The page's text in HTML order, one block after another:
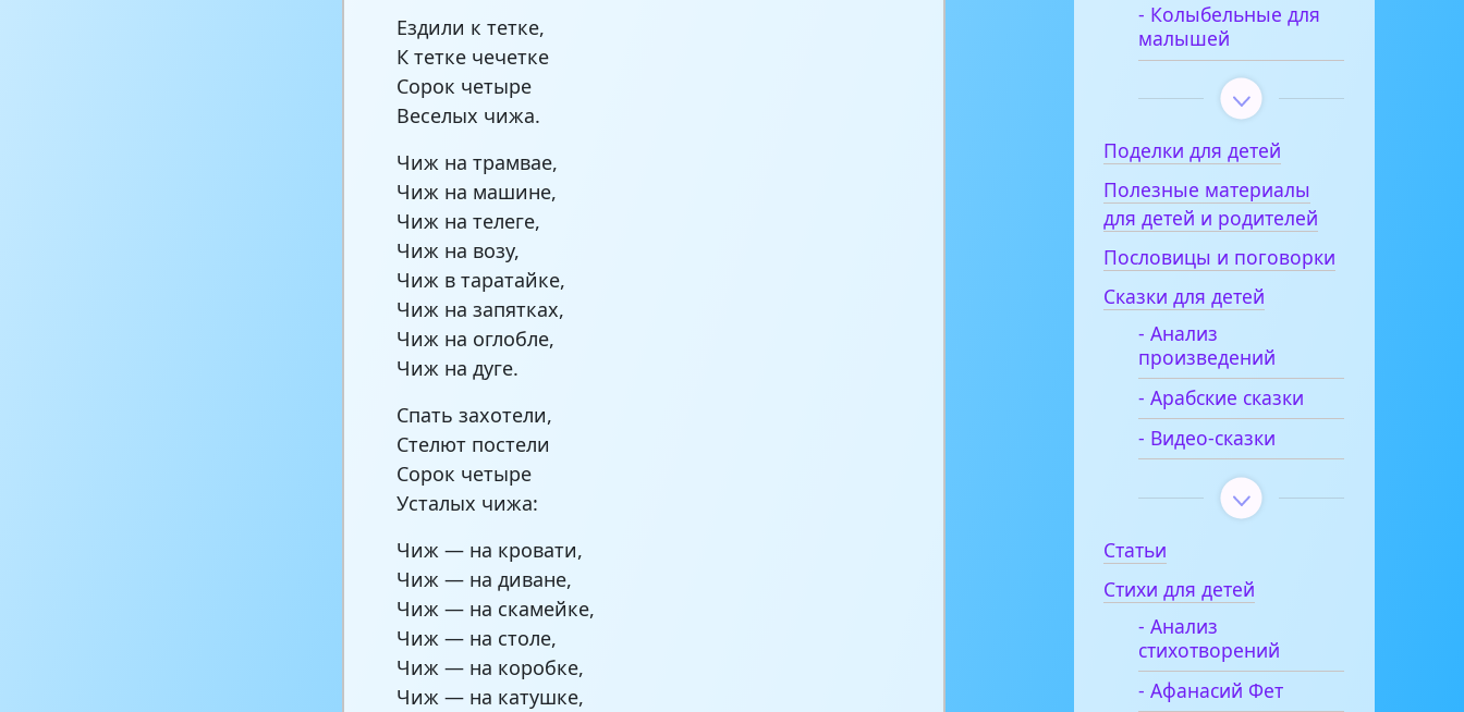
Ездили к тетке,
К тетке чечетке
Сорок четыре
Веселых чижа.
Чиж на трамвае,
Чиж на машине,
Чиж на телеге,
Чиж на возу,
Чиж в таратайке,
Чиж на запятках,
Чиж на оглобле,
Чиж на дуге.
Спать захотели,
Стелют постели
Сорок четыре
Усталых чижа:
Чиж — на кровати,
Чиж — на диване,
Чиж — на скамейке,
Чиж — на столе,
Чиж — на коробке,
Чиж — на катушке,
- Колыбельные для
малышей
Поделки для детей
Полезные материалы
для детей и родителей
Пословицы и поговорки
Сказки для детей
- Анализ
произведений
- Арабские сказки
- Видео-сказки
Статьи
Стихи для детей
- Анализ
стихотворений
- Афанасий Фет